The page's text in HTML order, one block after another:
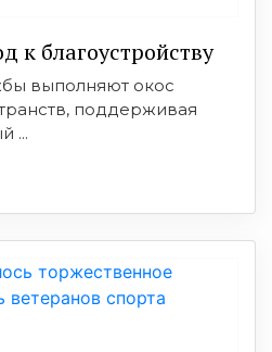
к благоустройству
выполняют окос
поддерживая
...